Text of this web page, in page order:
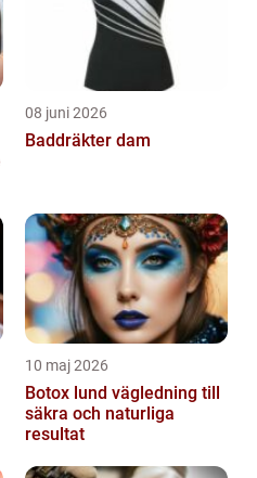
08 juni 2026
Baddräkter dam
10 maj 2026
Botox lund vägledning till
säkra och naturliga
resultat